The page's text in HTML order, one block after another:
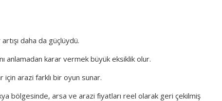
daha da güçlüydü.
anlamadan karar vermek büyük eksiklik olur.
için arazi farklı bir oyun sunar.
bölgesinde, arsa ve arazi fiyatları reel olarak geri çekilmiş